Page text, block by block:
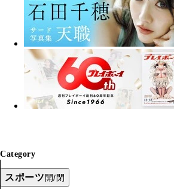
Category
スポーツ開/閉